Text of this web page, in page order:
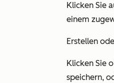
Klicken Sie
einem
Erstellen
Klicken Sie
speichern,